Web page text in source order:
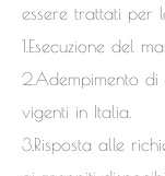
essere trattati per
1.Esecuzione del
2.Adempimento
vigenti in Italia.
3.Risposta alle